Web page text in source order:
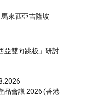
馬來西亞吉隆坡
亞雙向跳板」研討
品會議 2026 (香港